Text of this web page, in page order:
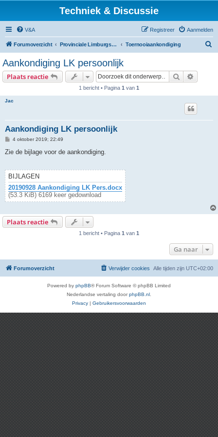
Techniek & Discussie
V&A Aanmelden
Registreer
Forumoverzicht Provinciale Limburgse Dambond Toernooiaankondiging
Aankondiging LK persoonlijk
Plaats reactie Zoek
1 bericht • Pagina 1 van 1
Jac
Aankondiging LK persoonlijk
B
r
t
4 oktober 2019; 22:49
Zie de bijlage voor de aankondiging.
BIJLAGEN
20190928 Aankondiging LK Pers.docx
(53.3 KiB) 6169 keer gedownload
Plaats reactie
1 bericht • Pagina 1 van 1
Ga naar
Forumoverzicht Alle tijden zijn UTC+02:00
Verwijder cookies
Powered by phpBB® Forum Software © phpBB Limited
Nederlandse vertaling doorphpBB.nl
Privacy | Gebruikersvoorwaarden